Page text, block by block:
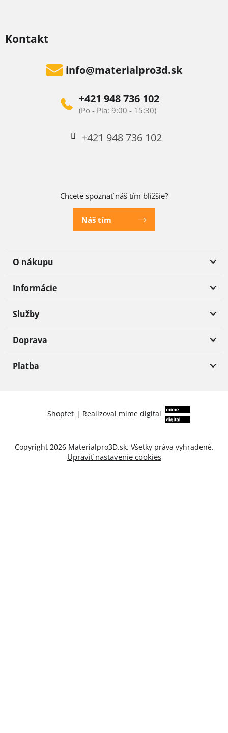
Kontakt
info@materialpro3d.sk
+421 948 736 102
+421 948 736 102
Chcete spoznať náš tím bližšie?
Náš tím
O nákupu
Informácie
Služby
Doprava
Platba
Shoptet | Realizoval mime digital
Copyright 2026 Materialpro3D.sk. Všetky práva vyhradené.
Upraviť nastavenie cookies